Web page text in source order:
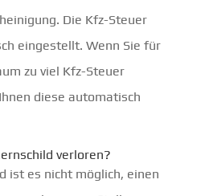
Die Kfz-Steuer
eingestellt. Wenn Sie für
zu viel Kfz-Steuer
diese automatisch
verloren?
ist es nicht möglich, einen